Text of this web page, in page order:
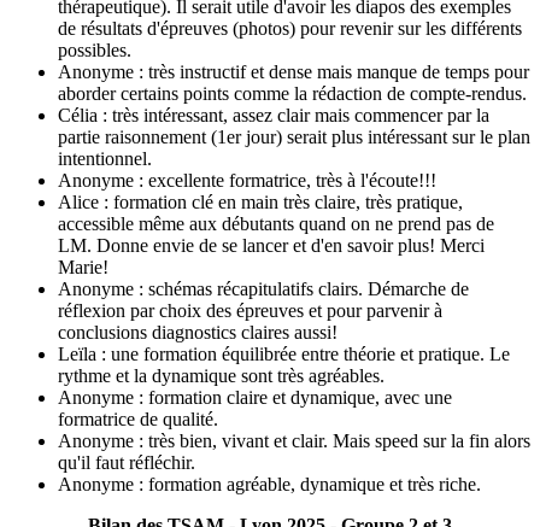
thérapeutique). Il serait utile d'avoir les diapos des exemples
de résultats d'épreuves (photos) pour revenir sur les différents
possibles.
Anonyme : très instructif et dense mais manque de temps pour
aborder certains points comme la rédaction de compte-rendus.
Célia : très intéressant, assez clair mais commencer par la
partie raisonnement (1er jour) serait plus intéressant sur le plan
intentionnel.
Anonyme : excellente formatrice, très à l'écoute!!!
Alice : formation clé en main très claire, très pratique,
accessible même aux débutants quand on ne prend pas de
LM. Donne envie de se lancer et d'en savoir plus! Merci
Marie!
Anonyme : schémas récapitulatifs clairs. Démarche de
réflexion par choix des épreuves et pour parvenir à
conclusions diagnostics claires aussi!
Leïla : une formation équilibrée entre théorie et pratique. Le
rythme et la dynamique sont très agréables.
Anonyme : formation claire et dynamique, avec une
formatrice de qualité.
Anonyme : très bien, vivant et clair. Mais speed sur la fin alors
qu'il faut réfléchir.
Anonyme : formation agréable, dynamique et très riche.